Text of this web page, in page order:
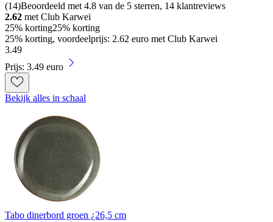
(14)Beoordeeld met 4.8 van de 5 sterren, 14 klantreviews
2.62 met Club Karwei
25% korting25% korting
25% korting, voordeelprijs: 2.62 euro met Club Karwei
3.49
Prijs: 3.49 euro
Bekijk alles in schaal
Tabo dinerbord groen ¿26,5 cm